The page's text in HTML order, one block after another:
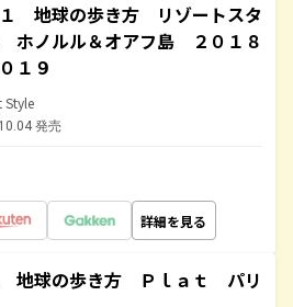
地球の歩き方 リゾートスタ
ホノルル＆オアフ島 ２０１８
１９
Style
発売
詳細を見る
地球の歩き方 Ｐｌａｔ パリ